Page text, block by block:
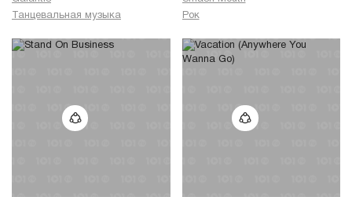
Танцевальная музыка
Рок